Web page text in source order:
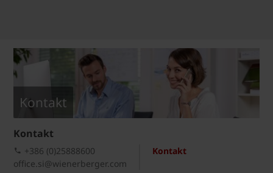
Kontakt
Kontakt
Kontakt
+386 (0)25888600
office.si@wienerberger.com